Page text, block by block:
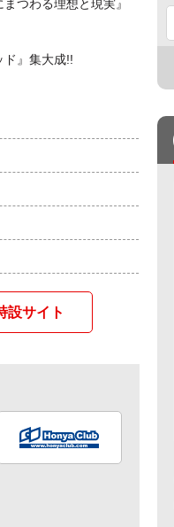
つわる理想と現実』
』集大成!!
設サイト